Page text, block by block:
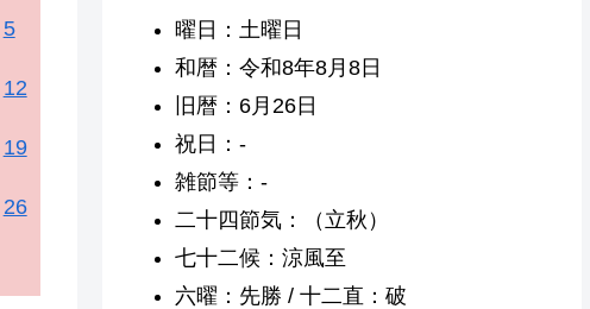
5
12
19
26
曜日：土曜日
和暦：令和8年8月8日
旧暦：6月26日
祝日：-
雑節等：-
二十四節気：（立秋）
七十二候：涼風至
六曜：先勝 / 十二直：破